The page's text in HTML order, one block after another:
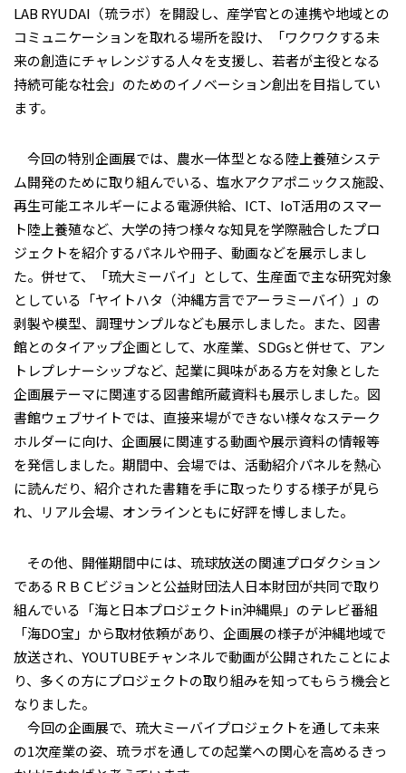
LAB RYUDAI（琉ラボ）を開設し、産学官との連携や地域との
コミュニケーションを取れる場所を設け、「ワクワクする未
来の創造にチャレンジする人々を支援し、若者が主役となる
持続可能な社会」のためのイノベーション創出を目指してい
ます。
今回の特別企画展では、農水一体型となる陸上養殖システ
ム開発のために取り組んでいる、塩水アクアポニックス施設、
再生可能エネルギーによる電源供給、ICT、IoT活用のスマー
ト陸上養殖など、大学の持つ様々な知見を学際融合したプロ
ジェクトを紹介するパネルや冊子、動画などを展示しまし
た。併せて、「琉大ミーバイ」として、生産面で主な研究対象
としている「ヤイトハタ（沖縄方言でアーラミーバイ）」の
剥製や模型、調理サンプルなども展示しました。また、図書
館とのタイアップ企画として、水産業、SDGsと併せて、アン
トレプレナーシップなど、起業に興味がある方を対象とした
企画展テーマに関連する図書館所蔵資料も展示しました。図
書館ウェブサイトでは、直接来場ができない様々なステーク
ホルダーに向け、企画展に関連する動画や展示資料の情報等
を発信しました。期間中、会場では、活動紹介パネルを熱心
に読んだり、紹介された書籍を手に取ったりする様子が見ら
れ、リアル会場、オンラインともに好評を博しました。
その他、開催期間中には、琉球放送の関連プロダクション
であるＲＢＣビジョンと公益財団法人日本財団が共同で取り
組んでいる「海と日本プロジェクトin沖縄県」のテレビ番組
「海DO宝」から取材依頼があり、企画展の様子が沖縄地域で
放送され、YOUTUBEチャンネルで動画が公開されたことによ
り、多くの方にプロジェクトの取り組みを知ってもらう機会と
なりました。
今回の企画展で、琉大ミーバイプロジェクトを通して未来
の1次産業の姿、琉ラボを通しての起業への関心を高めるきっ